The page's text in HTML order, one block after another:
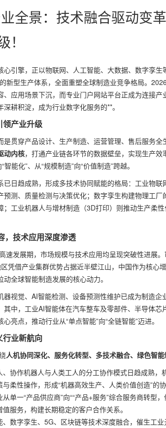
全景：技术融合驱动变
引擎，正以物联网、人工智能、大数据、数字孪
新型生产体系，全面重塑全球制造业竞争格局。
应用场景下沉，而专业门户网站平台正成为连接
耕积淀，成为行业数字化服务的**。
领产业升级
贯穿产品设计、生产制造、运营管理、售后服务
动内核，打通产业链各环节的数据壁垒，实现生产
能化”、从“规模制造”向“价值制造”跨越。
已日趋成熟，形成多技术协同赋能的格局：工业物
测、质量检测与决策优化；数字孪生构建物理工
工业机器人与增材制造（3D打印）则推动生产柔
，技术应用深度渗透
发展期，市场规模与技术应用均呈现突破性进展。
凭借产业集群优势占据近半壁江山，中国作为核心
全球智能制造发展的核心动力。
器视觉、AI智能检测、设备预测性维护已成为制造
中，工业AI智能体在汽车整车及零部件、半导体
亮点，推动行业从“单点智能”向“全链智能”迈进。
行业新航向
人机协同深化、服务化转型、多技术融合、绿色智
、协作机器人与人类工人的分工协作模式日趋成熟
柔性操作，形成“机器高效生产、人类价值创造”的协
从单一“产品供应商”向““产品+服务”综合服务商转型
服务，构建长期稳定的客户合作关系。
、数字孪生、5G、区块链等技术深度融合，催生工